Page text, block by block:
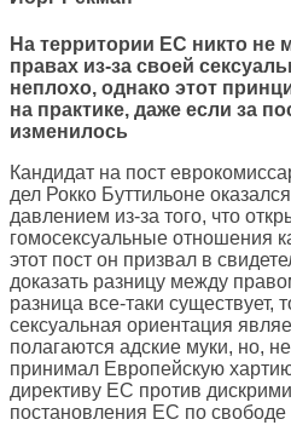
На территории ЕС никто
правах из-за своей
неплохо, однако этот
на практике, даже если за
изменилось
Кандидат на пост
дел Рокко Буттильоне
давлением из-за того, что
гомосексуальные отношения
этот пост он призвал в
доказать разницу между
разница все-таки существует,
сексуальная ориентация
полагаются адские муки, но,
принимал Европейскую
директиву ЕС против
постановления ЕС по